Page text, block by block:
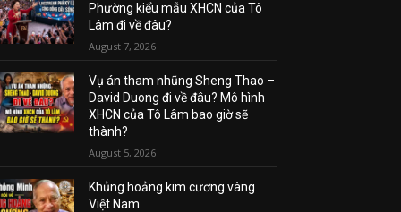
Phường kiểu mẫu XHCN của Tô
Lâm đi về đâu?
August 7, 2026
Vụ án tham nhũng Sheng Thao –
David Duong đi về đâu? Mô hình
XHCN của Tô Lâm bao giờ sẽ
thành?
August 5, 2026
Khủng hoảng kim cương vàng
Việt Nam